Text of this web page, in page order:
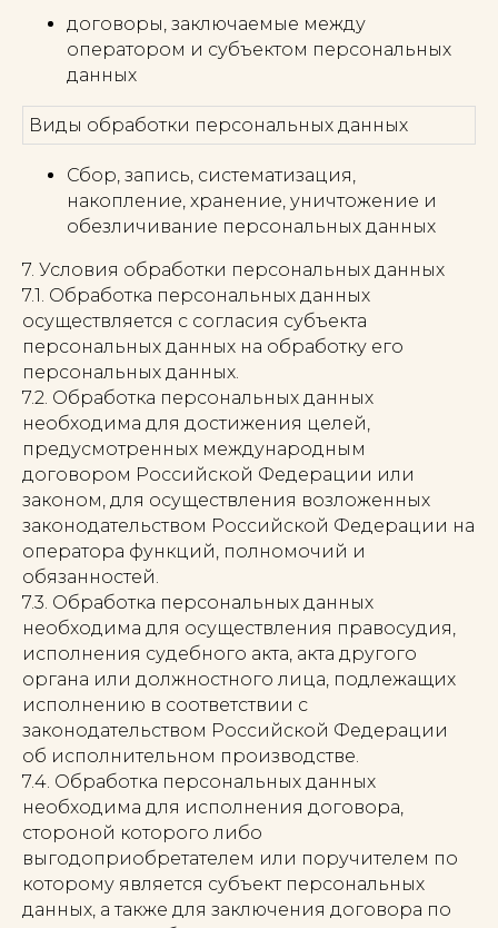
договоры, заключаемые между
оператором и субъектом персональных
данных
Виды обработки персональных данных
Сбор, запись, систематизация,
накопление, хранение, уничтожение и
обезличивание персональных данных
7. Условия обработки персональных данных
7.1. Обработка персональных данных
осуществляется с согласия субъекта
персональных данных на обработку его
персональных данных.
7.2. Обработка персональных данных
необходима для достижения целей,
предусмотренных международным
договором Российской Федерации или
законом, для осуществления возложенных
законодательством Российской Федерации на
оператора функций, полномочий и
обязанностей.
7.3. Обработка персональных данных
необходима для осуществления правосудия,
исполнения судебного акта, акта другого
органа или должностного лица, подлежащих
исполнению в соответствии с
законодательством Российской Федерации
об исполнительном производстве.
7.4. Обработка персональных данных
необходима для исполнения договора,
стороной которого либо
выгодоприобретателем или поручителем по
которому является субъект персональных
данных, а также для заключения договора по